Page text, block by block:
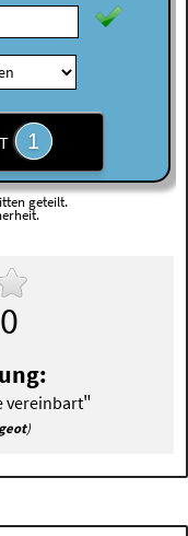
1
geteilt.
vereinbart"
)